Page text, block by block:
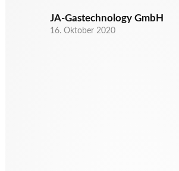
JA-Gastechnology GmbH
16. Oktober 2020